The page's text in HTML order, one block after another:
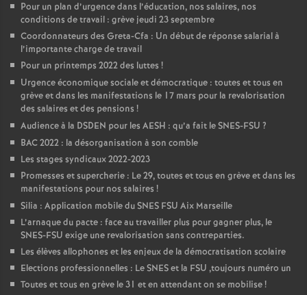
Pour un plan d’urgence dans l’éducation, nos salaires, nos
conditions de travail : grève jeudi 23 septembre
Coordonnateurs des Greta-Cfa : Un début de réponse salarial à
l’importante charge de travail
Pour un printemps 2022 des luttes !
Urgence économique sociale et démocratique : toutes et tous en
grève et dans les manifestations le 17 mars pour la revalorisation
des salaires et des pensions !
Audience à la DSDEN pour les AESH : qu’a fait le SNES-FSU ?
BAC 2022 : la désorganisation à son comble
Les stages syndicaux 2022-2023
Promesses et supercherie : Le 29, toutes et tous en grève et dans les
manifestations pour nos salaires !
Silia : Application mobile du SNES FSU Aix Marseille
L’arnaque du pacte : face au travailler plus pour gagner plus, le
SNES-FSU exige une revalorisation sans contreparties.
Les élèves allophones et les enjeux de la démocratisation scolaire
Elections professionnelles : Le SNES et la FSU ,toujours numéro un
Toutes et tous en grève le 31 et en attendant on se mobilise!